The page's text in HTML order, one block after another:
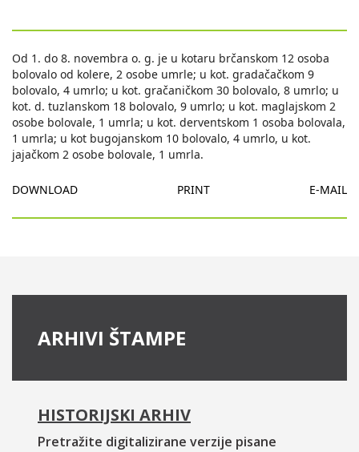
Od 1. do 8. novembra o. g. je u kotaru brčanskom 12 osoba
bolovalo od kolere, 2 osobe umrle; u kot. gradačačkom 9
bolovalo, 4 umrlo; u kot. gračaničkom 30 bolovalo, 8 umrlo; u
kot. d. tuzlanskom 18 bolovalo, 9 umrlo; u kot. maglajskom 2
osobe bolovale, 1 umrla; u kot. derventskom 1 osoba bolovala,
1 umrla; u kot bugojanskom 10 bolovalo, 4 umrlo, u kot.
jajačkom 2 osobe bolovale, 1 umrla.
DOWNLOAD PRINT E-MAIL
ARHIVI ŠTAMPE
HISTORIJSKI ARHIV
Pretražite digitalizirane verzije pisane